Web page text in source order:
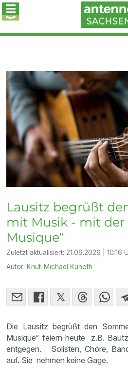
Lausitz begrüßt
mit Musik - mit der
Musique“
Zuletzt aktualisiert: 21.06.2026 | 10:16
Autor: Knut-Michael Kunoth
Die Lausitz begrüßt den
Musique“ feiern heute z.B.
entgegen. Solisten, Chöre,
auf. Sie nehmen keine Gage.